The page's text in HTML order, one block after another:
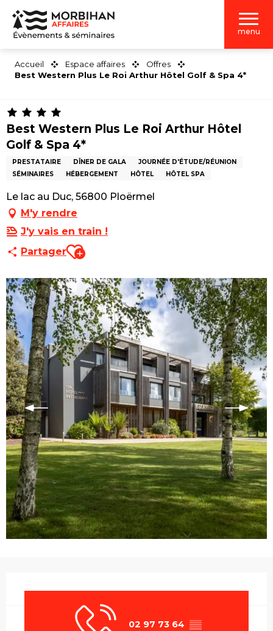
Aller
contenu
menu
Accueil Espace affaires
Offres
Best Western Plus Le Roi Arthur Hôtel Golf & Spa 4*
Best Western Plus Le Roi Arthur Hôtel
Golf & Spa 4*
PRESTATAIRE DÎNER DE GALA
JOURNÉE D'ÉTUDE/RÉUNION
SÉMINAIRES
HÉBERGEMENT HÔTEL HÔTEL SPA
Le lac au Duc, 56800 Ploërmel
M'y rendre
J'y vais en train !
PartagerAjouter aux favoris
02 97 73 64 ▒▒